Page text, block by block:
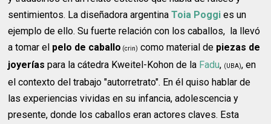
sentimientos. La diseñadora argentinaToia Poggi es un
ejemplo de ello. Su fuerte relación con los caballos, la llevó
a tomar el pelo de caballo (crin) como material de piezas de
joyerías para la cátedra Kweitel-Kohon de la Fadu, (UBA), en
el contexto del trabajo "autorretrato". En él quiso hablar de
las experiencias vividas en su infancia, adolescencia y
presente, donde los caballos eran actores claves. Esta